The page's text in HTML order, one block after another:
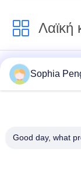
Λαϊκή
Ηλεκτρική
μοτοσικλετών
αποθήκευσης
Sophia
Good day, what